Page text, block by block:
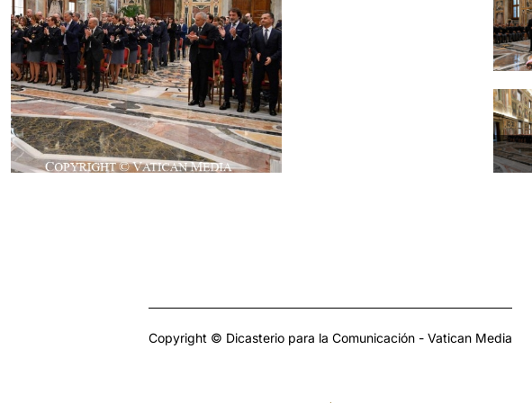
Copyright © Dicasterio para la Comunicación - Vatican Media